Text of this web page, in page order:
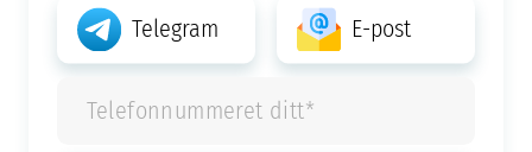
Telegram E-post